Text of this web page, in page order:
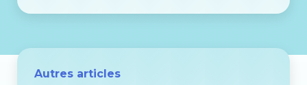
Autres articles